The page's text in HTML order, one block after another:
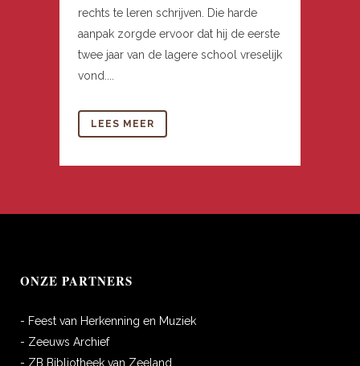
rechts te leren schrijven. Die harde
aanpak zorgde ervoor dat hij de eerste
twee jaar van de lagere school vreselijk
vond....
LEES MEER
ONZE PARTNERS
- Feest van Herkenning en Muziek
- Zeeuws Archief
- ZB Bibliotheek van Zeeland